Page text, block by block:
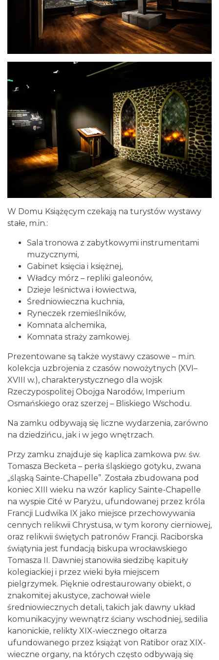
W Domu Książęcym czekają na turystów wystawy
stałe, m.in.:
Sala tronowa z zabytkowymi instrumentami
muzycznymi,
Gabinet księcia i księżnej,
Władcy mórz – repliki galeonów,
Dzieje leśnictwa i łowiectwa,
Średniowieczna kuchnia,
Ryneczek rzemieślników,
Komnata alchemika,
Komnata straży zamkowej.
Prezentowane są także wystawy czasowe – m.in.
kolekcja uzbrojenia z czasów nowożytnych (XVI–
XVIII w.), charakterystycznego dla wojsk
Rzeczypospolitej Obojga Narodów, Imperium
Osmańskiego oraz szerzej – Bliskiego Wschodu.
Na zamku odbywają się liczne wydarzenia, zarówno
na dziedzińcu, jak i w jego wnętrzach.
Przy zamku znajduje się kaplica zamkowa pw. św.
Tomasza Becketa – perła śląskiego gotyku, zwana
„śląską Sainte-Chapelle”. Została zbudowana pod
koniec XIII wieku na wzór kaplicy Sainte-Chapelle
na wyspie Cité w Paryżu, ufundowanej przez króla
Francji Ludwika IX jako miejsce przechowywania
cennych relikwii Chrystusa, w tym korony cierniowej,
oraz relikwii świętych patronów Francji. Raciborska
świątynia jest fundacją biskupa wrocławskiego
Tomasza II. Dawniej stanowiła siedzibę kapituły
kolegiackiej i przez wieki była miejscem
pielgrzymek. Pięknie odrestaurowany obiekt, o
znakomitej akustyce, zachował wiele
średniowiecznych detali, takich jak dawny układ
komunikacyjny wewnątrz ściany wschodniej, sedilia
kanonickie, relikty XIX-wiecznego ołtarza
ufundowanego przez książąt von Ratibor oraz XIX-
wieczne organy, na których często odbywają się